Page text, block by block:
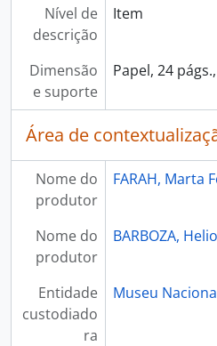
Nível de
descrição
Item
Dimensão
e suporte
Papel, 24
Área de
Nome do
produtor
FARAH, Marta
Nome do
produtor
BARBOZA,
Entidade
custodiado
ra
Museu